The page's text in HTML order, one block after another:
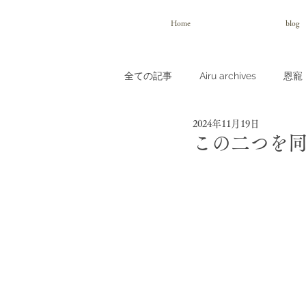
Home blog
全ての記事 Airu archives 恩寵
この二つを
2024年11月19日